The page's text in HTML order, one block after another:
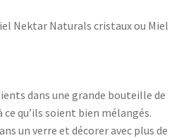
Nektar Naturals cristaux ou Miel
dans une grande bouteille de
ce qu’ils soient bien mélangés.
un verre et décorer avec plus de